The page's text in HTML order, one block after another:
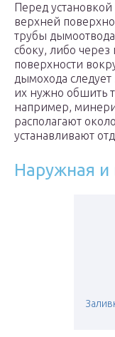
Перед
верхней
трубы
сбоку, либо
поверхности
дымохода следует
их нужно обшить
например,
располагают
устанавливают
Наружная и